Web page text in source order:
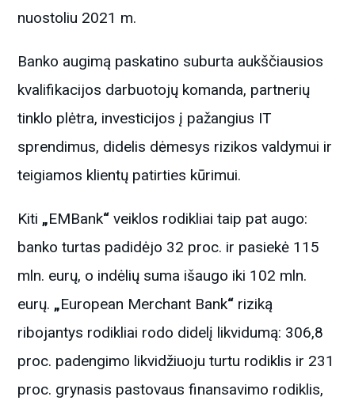
nuostoliu 2021 m.
Banko augimą paskatino suburta aukščiausios
kvalifikacijos darbuotojų komanda, partnerių
tinklo plėtra, investicijos į pažangius IT
sprendimus, didelis dėmesys rizikos valdymui ir
teigiamos klientų patirties kūrimui.
Kiti „EMBank“ veiklos rodikliai taip pat augo:
banko turtas padidėjo 32 proc. ir pasiekė 115
mln. eurų, o indėlių suma išaugo iki 102 mln.
eurų. „European Merchant Bank“ riziką
ribojantys rodikliai rodo didelį likvidumą: 306,8
proc. padengimo likvidžiuoju turtu rodiklis ir 231
proc. grynasis pastovaus finansavimo rodiklis,